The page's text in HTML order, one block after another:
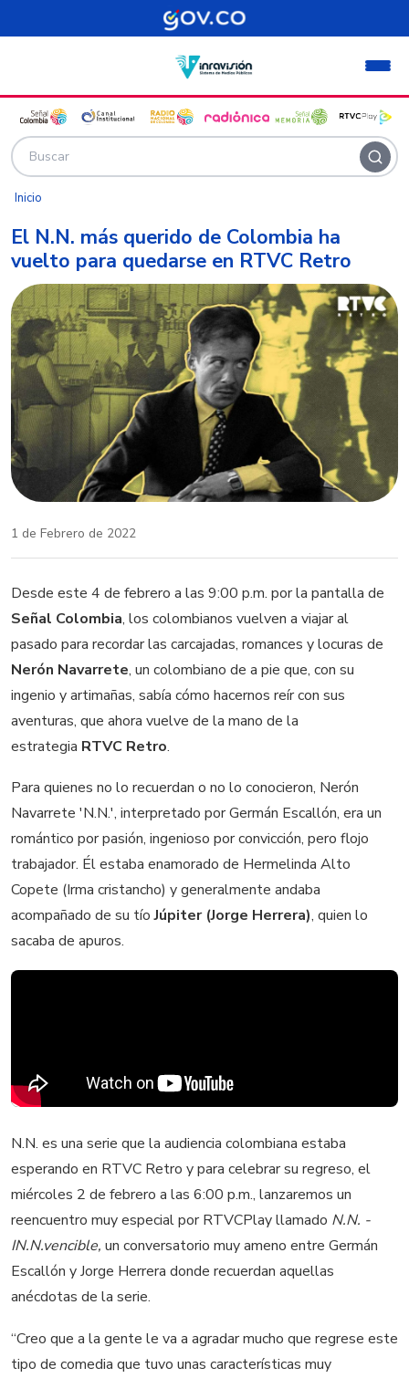
Pasar al contenido principal
Inicio
El N.N. más querido de Colombia ha
vuelto para quedarse en RTVC Retro
1 de Febrero de 2022
Desde este 4 de febrero a las 9:00 p.m. por la pantalla de
Señal Colombia, los colombianos vuelven a viajar al
pasado para recordar las carcajadas, romances y locuras de
Nerón Navarrete, un colombiano de a pie que, con su
ingenio y artimañas, sabía cómo hacernos reír con sus
aventuras, que ahora vuelve de la mano de la
estrategia RTVC Retro.
Para quienes no lo recuerdan o no lo conocieron, Nerón
Navarrete 'N.N.', interpretado por Germán Escallón, era un
romántico por pasión, ingenioso por convicción, pero flojo
trabajador. Él estaba enamorado de Hermelinda Alto
Copete (Irma cristancho) y generalmente andaba
acompañado de su tíoJúpiter (Jorge Herrera), quien lo
sacaba de apuros.
N.N. es una serie que la audiencia colombiana estaba
esperando en RTVC Retro y para celebrar su regreso, el
miércoles 2 de febrero a las 6:00 p.m., lanzaremos un
reencuentro muy especial por RTVCPlay llamado N.N. -
IN.N.vencible, un conversatorio muy ameno entre Germán
Escallón y Jorge Herrera donde recuerdan aquellas
anécdotas de la serie.
“Creo que a la gente le va a agradar mucho que regrese este
tipo de comedia que tuvo unas características muy